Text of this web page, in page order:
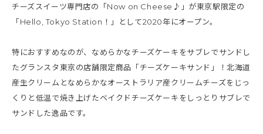
チーズスイーツ専門店の「Now on Cheese♪」が東京駅限定の
「Hello, Tokyo Station！」として2020年にオープン。
特におすすめなのが、なめらかなチーズケーキをサブレでサンドし
たグランスタ東京の店舗限定商品「チーズケーキサンド」！北海道
産生クリームとなめらかなオーストラリア産クリームチーズをじっ
くりと低温で焼き上げたベイクドチーズケーキをしっとりサブレで
サンドした逸品です。